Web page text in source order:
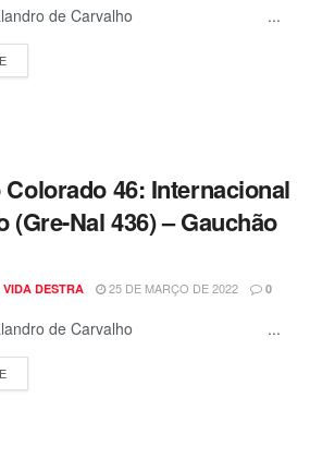
Valandro de Carvalho ...
46: Internacional
(Gre-Nal 436) – Gauchão
DESTRA 25 DE MARÇO DE 2022 0
Valandro de Carvalho ...